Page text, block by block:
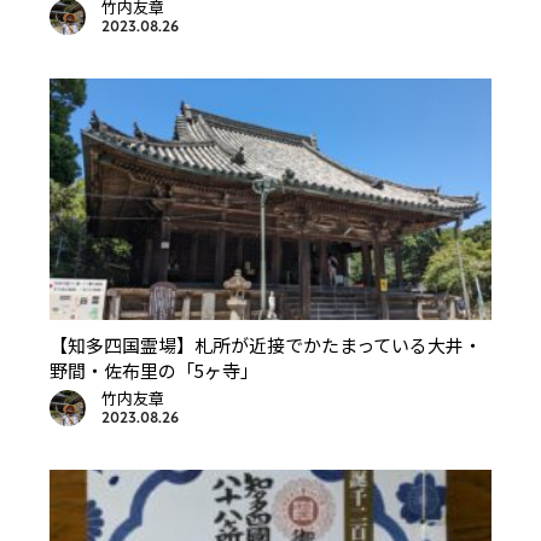
竹内友章
2023.08.26
【知多四国霊場】札所が近接でかたまっている大井・
野間・佐布里の「5ヶ寺」
竹内友章
2023.08.26